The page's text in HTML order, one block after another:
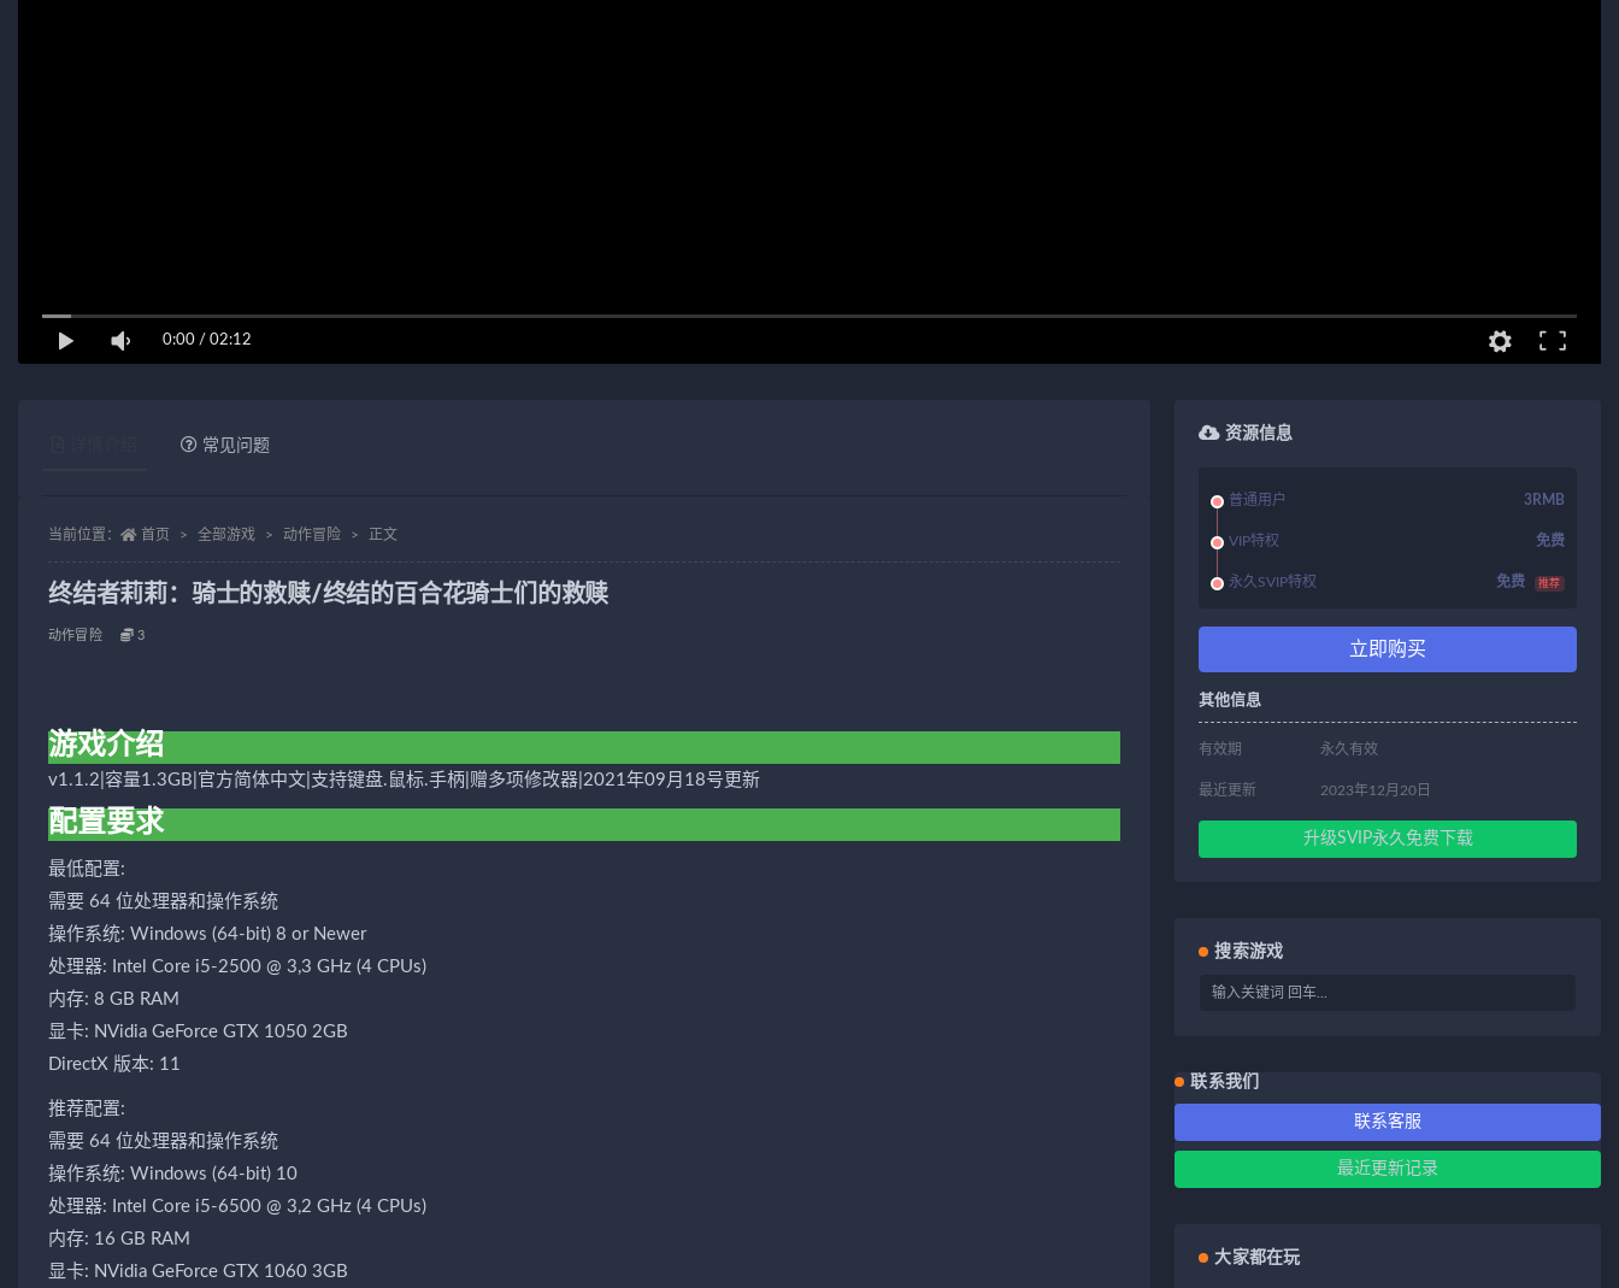
0:00 / 02:12
常见问题
当前位置： 首页 全部游戏 动作冒险 正文
终结者莉莉：骑士的救赎/终结的百合花骑士们的救赎
动作冒险 3
游戏介绍
v1.1.2|容量1.3GB|官方简体中文|支持键盘.鼠标.手柄|赠多项修改器|2021年09月18号更新
配置要求
最低配置:
需要 64 位处理器和操作系统
操作系统: Windows (64-bit) 8 or Newer
处理器: Intel Core i5-2500 @ 3,3 GHz (4 CPUs)
内存: 8 GB RAM
显卡: NVidia GeForce GTX 1050 2GB
DirectX 版本: 11
推荐配置:
需要 64 位处理器和操作系统
操作系统: Windows (64-bit) 10
处理器: Intel Core i5-6500 @ 3,2 GHz (4 CPUs)
内存: 16 GB RAM
显卡: NVidia GeForce GTX 1060 3GB
资源信息
普通用户 3RMB
VIP特权 免费
永久SVIP特权 免费 推荐
立即购买
其他信息
有效期 永久有效
最近更新 2023年12月20日
升级SVIP永久免费下载
搜索游戏
联系我们
联系客服
最近更新记录
大家都在玩